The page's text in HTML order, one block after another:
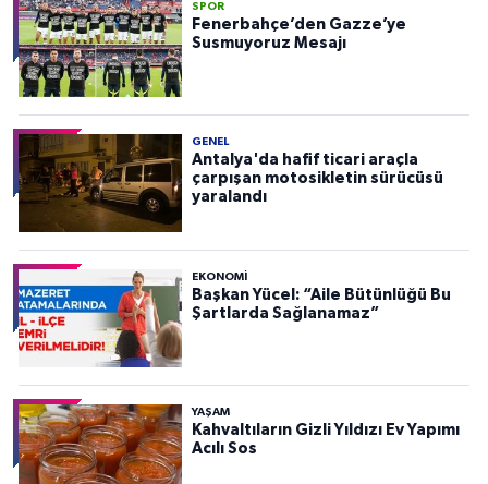
SPOR
Fenerbahçe’den Gazze’ye
Susmuyoruz Mesajı
GENEL
Antalya'da hafif ticari araçla
çarpışan motosikletin sürücüsü
yaralandı
EKONOMI
Başkan Yücel: “Aile Bütünlüğü Bu
Şartlarda Sağlanamaz”
YAŞAM
Kahvaltıların Gizli Yıldızı Ev Yapımı
Acılı Sos